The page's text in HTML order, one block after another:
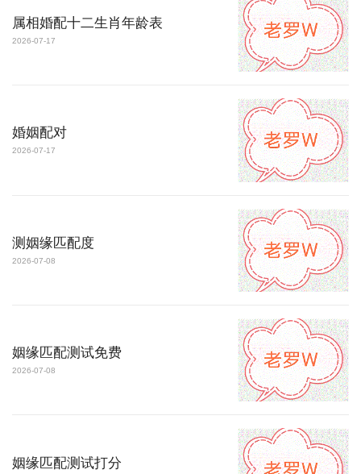
属相婚配十二生肖年龄表
2026-07-17
婚姻配对
2026-07-17
测姻缘匹配度
2026-07-08
姻缘匹配测试免费
2026-07-08
姻缘匹配测试打分